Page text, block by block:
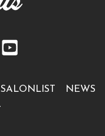
SALONLIST NEWS